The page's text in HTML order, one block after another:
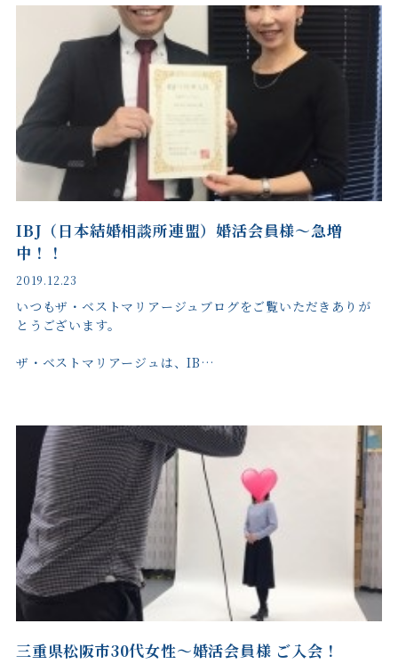
IBJ（日本結婚相談所連盟）婚活会員様～急増
中！！
2019.12.23
いつもザ・ベストマリアージュブログをご覧いただきありが
とうございます。
ザ・ベストマリアージュは、IB…
三重県松阪市30代女性～婚活会員様 ご入会！